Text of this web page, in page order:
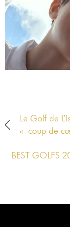
Le Golf de
« coup de
BEST GOLFS